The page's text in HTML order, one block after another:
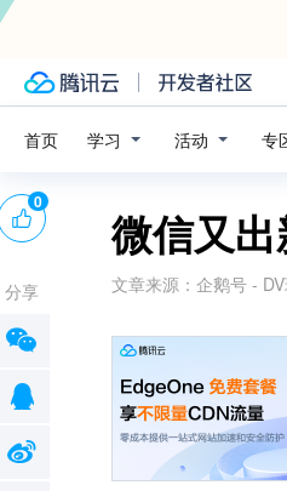
首页 学习 活动 专
微信又
文章来源： 企鹅号 -
0
分享